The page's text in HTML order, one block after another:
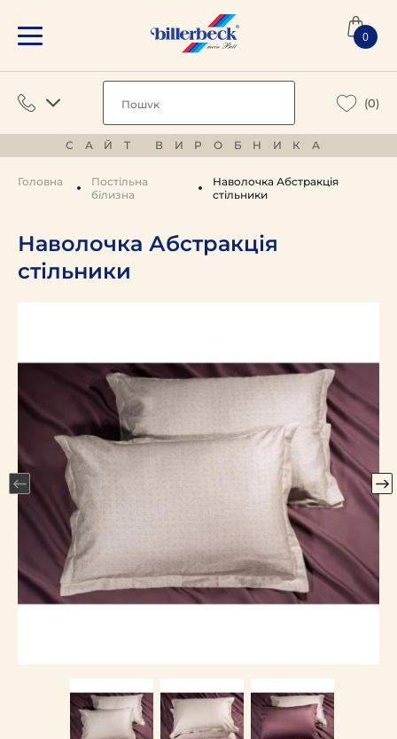
0
(0)
САЙТ ВИРОБНИКА
Головна
Постільна
білизна
Наволочка Абстракція
стільники
Наволочка Абстракція
стільники